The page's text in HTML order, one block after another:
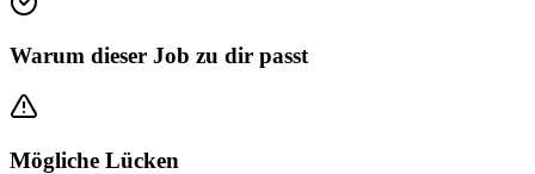
Warum dieser Job zu dir passt
Mögliche Lücken